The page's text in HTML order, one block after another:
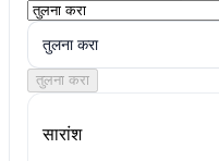
तुलना करा
तुलना करा
सारांश